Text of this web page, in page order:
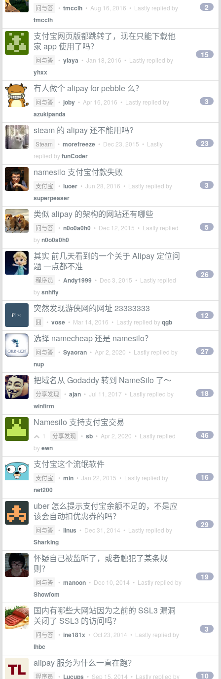
问与答 • tmcclh • Aug 16, 2016 • Lastly replied by
tmcclh
2
支付宝网页版都跳转了，现在只能下载他
家 app 使用了吗？
问与答 • yiaya • Jan 18, 2016 • Lastly replied by
yhxx
15
有人做个 alipay for pebble 么？
问与答 • joby • Apr 16, 2016 • Lastly replied by
azukipanda
3
steam 的 alipay 还不能用吗?
Steam • morefreeze • Dec 23, 2015 • Lastly
replied byfunCoder
23
namesilo 支付宝付款失败
支付宝 • luoer • Jun 28, 2016 • Lastly replied by
superpeaser
3
类似 alipay 的架构的网站还有哪些
问与答 • n0o0a0h0 • Dec 12, 2015 • Lastly replied
byn0o0a0h0
5
其实 前几天看到的一个关于 Alipay 定位问
题 一点都不准
程序员 • Andy1999 • Dec 3, 2015 • Lastly replied
bysnhfly
26
突然发现游侠网的网址 23333333
囧 • vose • Mar 14, 2016 • Lastly replied byqgb
12
选择 namecheap 还是 namesilo？
问与答 • Syaoran • Apr 2, 2020 • Lastly replied by
nup
27
把域名从 Godaddy 转到 NameSilo 了～
分享发现 • ajan • Jul 11, 2017 • Lastly replied by
winfirm
18
Namesilo 支持支付宝交易
1 分享发现 • sb • Apr 2, 2020 • Lastly replied
byewn
46
支付宝这个流氓软件
支付宝 • min • Jan 22, 2015 • Lastly replied by
net200
16
uber 怎么提示支付宝余额不足的，不是应
该会自动扣优惠券的吗？
问与答 • linus • Dec 31, 2014 • Lastly replied by
SharkIng
29
怀疑自己被监听了，或者触犯了某条规
则？
问与答 • manoon • Dec 10, 2014 • Lastly replied by
Showfom
19
国内有哪些大网站因为之前的 SSL3 漏洞
关闭了 SSL3 的访问吗？
问与答 • ine181x • Oct 23, 2014 • Lastly replied by
lhbc
3
alipay 服务为什么一直在跑？
程序员 • Lucups • Sep 15, 2014 • Lastly replied by 10